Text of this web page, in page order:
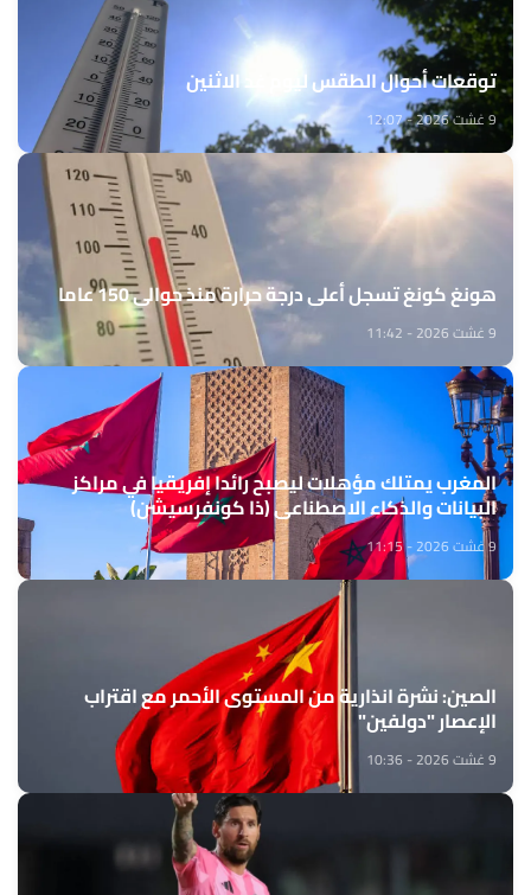
توقعات أحوال الطقس ليوم غد الاثنين
9 غشت 2026 - 12:07
هونغ كونغ تسجل أعلى درجة حرارة منذ حوالي 150 عاما
9 غشت 2026 - 11:42
المغرب يمتلك مؤهلات ليصبح رائدا إفريقيا في مراكز
البيانات والذكاء الاصطناعي (ذا كونفرسيشن)
9 غشت 2026 - 11:15
الصين: نشرة انذارية من المستوى الأحمر مع اقتراب
الإعصار "دولفين"
9 غشت 2026 - 10:36